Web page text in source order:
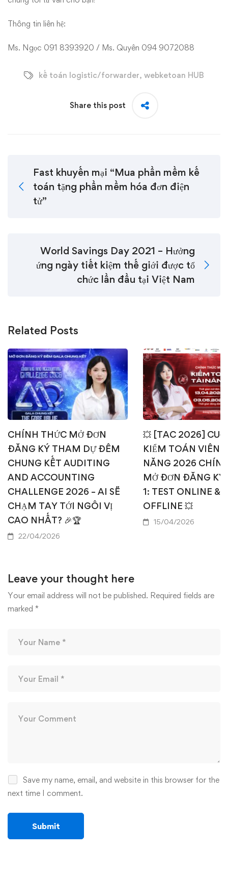
Thông tin liên hệ:
Ms. Ngọc 091 8393920 / Ms. Quyên 094 9072088
kế toán logistic/forwarder, webketoan HUB
Share this post
Fast khuyến mại “Mua phần mềm kế
toán tặng phần mềm hóa đơn điện
tử”
World Savings Day 2021 – Hưởng
ứng ngày tiết kiệm thế giới được tổ
chức lần đầu tại Việt Nam
Related Posts
CHÍNH THỨC MỞ ĐƠN
ĐĂNG KÝ THAM DỰ ĐÊM
CHUNG KẾT AUDITING
AND ACCOUNTING
CHALLENGE 2026 – AI SẼ
CHẠM TAY TỚI NGÔI VỊ
CAO NHẤT? 🎉🏆
22/04/2026
💥 [TAC 2026]
KIỂM TOÁN VIÊN
NĂNG 2026
MỞ ĐƠN ĐĂNG KÝ
1: TEST ONLINE &
OFFLINE 💥
15/04/2026
Leave your thought here
Your email address will not be published. Required fields are
marked *
Save my name, email, and website in this browser for the
next time I comment.